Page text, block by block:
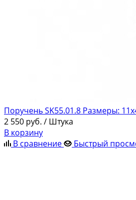
Поручень SK55.01.8 Размеры:
2 550 руб. / Штука
В корзину
В сравнение
Быстрый